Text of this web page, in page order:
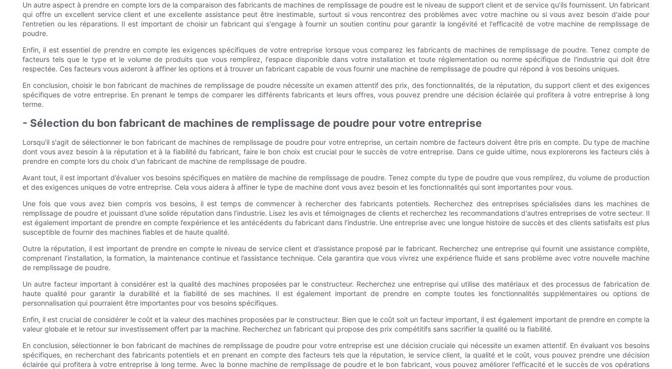
Un autre aspect à prendre en compte lors de la comparaison des fabricants de machines de remplissage de poudre est le niveau de support client et de service qu’ils fournissent. Un fabricant
qui offre un excellent service client et une excellente assistance peut être inestimable, surtout si vous rencontrez des problèmes avec votre machine ou si vous avez besoin d'aide pour
l'entretien ou les réparations. Il est important de choisir un fabricant qui s'engage à fournir un soutien continu pour garantir la longévité et l'efficacité de votre machine de remplissage de
poudre.
Enfin, il est essentiel de prendre en compte les exigences spécifiques de votre entreprise lorsque vous comparez les fabricants de machines de remplissage de poudre. Tenez compte de
facteurs tels que le type et le volume de produits que vous remplirez, l'espace disponible dans votre installation et toute réglementation ou norme spécifique de l'industrie qui doit être
respectée. Ces facteurs vous aideront à affiner les options et à trouver un fabricant capable de vous fournir une machine de remplissage de poudre qui répond à vos besoins uniques.
En conclusion, choisir le bon fabricant de machines de remplissage de poudre nécessite un examen attentif des prix, des fonctionnalités, de la réputation, du support client et des exigences
spécifiques de votre entreprise. En prenant le temps de comparer les différents fabricants et leurs offres, vous pouvez prendre une décision éclairée qui profitera à votre entreprise à long
terme.
- Sélection du bon fabricant de machines de remplissage de poudre pour votre entreprise
Lorsqu'il s'agit de sélectionner le bon fabricant de machines de remplissage de poudre pour votre entreprise, un certain nombre de facteurs doivent être pris en compte. Du type de machine
dont vous avez besoin à la réputation et à la fiabilité du fabricant, faire le bon choix est crucial pour le succès de votre entreprise. Dans ce guide ultime, nous explorerons les facteurs clés à
prendre en compte lors du choix d'un fabricant de machine de remplissage de poudre.
Avant tout, il est important d’évaluer vos besoins spécifiques en matière de machine de remplissage de poudre. Tenez compte du type de poudre que vous remplirez, du volume de production
et des exigences uniques de votre entreprise. Cela vous aidera à affiner le type de machine dont vous avez besoin et les fonctionnalités qui sont importantes pour vous.
Une fois que vous avez bien compris vos besoins, il est temps de commencer à rechercher des fabricants potentiels. Recherchez des entreprises spécialisées dans les machines de
remplissage de poudre et jouissant d’une solide réputation dans l’industrie. Lisez les avis et témoignages de clients et recherchez les recommandations d'autres entreprises de votre secteur. Il
est également important de prendre en compte l’expérience et les antécédents du fabricant dans l’industrie. Une entreprise avec une longue histoire de succès et des clients satisfaits est plus
susceptible de fournir des machines fiables et de haute qualité.
Outre la réputation, il est important de prendre en compte le niveau de service client et d’assistance proposé par le fabricant. Recherchez une entreprise qui fournit une assistance complète,
comprenant l’installation, la formation, la maintenance continue et l’assistance technique. Cela garantira que vous vivrez une expérience fluide et sans problème avec votre nouvelle machine
de remplissage de poudre.
Un autre facteur important à considérer est la qualité des machines proposées par le constructeur. Recherchez une entreprise qui utilise des matériaux et des processus de fabrication de
haute qualité pour garantir la durabilité et la fiabilité de ses machines. Il est également important de prendre en compte toutes les fonctionnalités supplémentaires ou options de
personnalisation qui pourraient être importantes pour vos besoins spécifiques.
Enfin, il est crucial de considérer le coût et la valeur des machines proposées par le constructeur. Bien que le coût soit un facteur important, il est également important de prendre en compte la
valeur globale et le retour sur investissement offert par la machine. Recherchez un fabricant qui propose des prix compétitifs sans sacrifier la qualité ou la fiabilité.
En conclusion, sélectionner le bon fabricant de machines de remplissage de poudre pour votre entreprise est une décision cruciale qui nécessite un examen attentif. En évaluant vos besoins
spécifiques, en recherchant des fabricants potentiels et en prenant en compte des facteurs tels que la réputation, le service client, la qualité et le coût, vous pouvez prendre une décision
éclairée qui profitera à votre entreprise à long terme. Avec la bonne machine de remplissage de poudre et le bon fabricant, vous pouvez améliorer l'efficacité et le succès de vos opérations